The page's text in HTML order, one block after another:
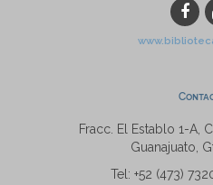
Fracc. El Establo 1-A,
Guanajuato,
Tel: +52 (473)